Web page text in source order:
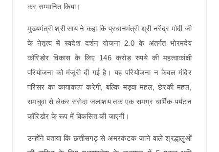
कर सम्मानित किया।
मुख्यमंत्री श्री साय ने कहा कि प्रधानमंत्री श्री नरेंद्र मोदी जी
के नेतृत्व में स्वदेश दर्शन योजना 2.0 के अंतर्गत भोरमदेव
कॉरिडोर विकास के लिए 146 करोड़ रुपये की महत्वाकांक्षी
परियोजना को मंजूरी दी गई है। यह परियोजना न केवल मंदिर
परिसर का कायाकल्प करेगी, बल्कि मड़वा महल, छेरकी महल,
रामचुवा से लेकर सरोदा जलाशय तक एक समग्र धार्मिक-पर्यटन
कॉरिडोर के रूप में विकसित की जाएगी।
उन्होंने बताया कि छत्तीसगढ़ से अमरकंटक जाने वाले श्रद्धालुओं